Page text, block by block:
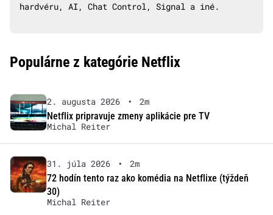
hardvéru, AI, Chat Control, Signal a iné.
Populárne z kategórie Netflix
2. augusta 2026 •
2m
Netflix pripravuje zmeny aplikácie pre TV
Michal Reiter
31. júla 2026 •
2m
72 hodín tento raz ako komédia na Netflixe (týždeň
30)
Michal Reiter